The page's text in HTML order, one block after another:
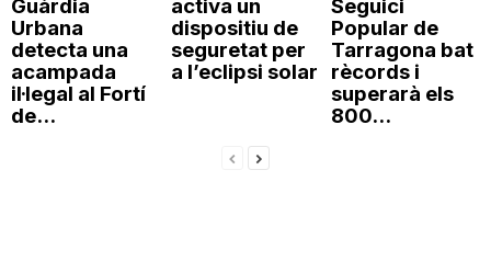
Guàrdia
Urbana
detecta una
acampada
il·legal al Fortí
de...
activa un
dispositiu de
seguretat per
a l’eclipsi solar
Seguici
Popular de
Tarragona bat
rècords i
superarà els
800...